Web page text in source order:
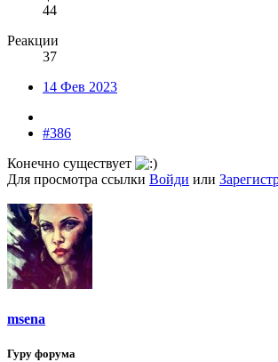
44
Реакции
37
14 Фев 2023
#386
Конечно существует
Для просмотра ссылки Войди или
msena
Гуру форума